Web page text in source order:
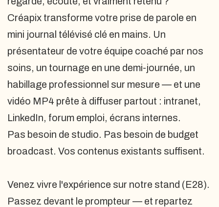
Créapix transforme votre prise de parole en
mini journal télévisé clé en mains. Un
présentateur de votre équipe coaché par nos
soins, un tournage en une demi-journée, un
habillage professionnel sur mesure — et une
vidéo MP4 prête à diffuser partout : intranet,
LinkedIn, forum emploi, écrans internes.
Pas besoin de studio. Pas besoin de budget
broadcast. Vos contenus existants suffisent.
Venez vivre l'expérience sur notre stand (E28).
Passez devant le prompteur — et repartez